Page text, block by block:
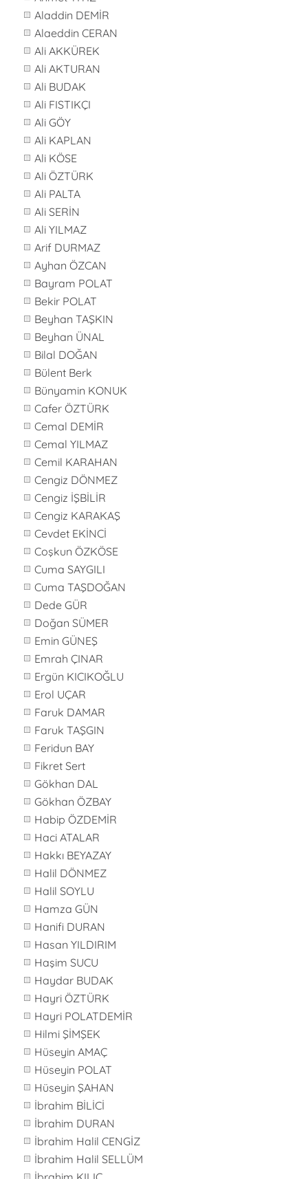
Aladdin DEMİR
Alaeddin CERAN
Ali AKKÜREK
Ali AKTURAN
Ali BUDAK
Ali FISTIKÇI
Ali GÖY
Ali KAPLAN
Ali KÖSE
Ali ÖZTÜRK
Ali PALTA
Ali SERİN
Ali YILMAZ
Arif DURMAZ
Ayhan ÖZCAN
Bayram POLAT
Bekir POLAT
Beyhan TAŞKIN
Beyhan ÜNAL
Bilal DOĞAN
Bülent Berk
Bünyamin KONUK
Cafer ÖZTÜRK
Cemal DEMİR
Cemal YILMAZ
Cemil KARAHAN
Cengiz DÖNMEZ
Cengiz İŞBİLİR
Cengiz KARAKAŞ
Cevdet EKİNCİ
Coşkun ÖZKÖSE
Cuma SAYGILI
Cuma TAŞDOĞAN
Dede GÜR
Doğan SÜMER
Emin GÜNEŞ
Emrah ÇINAR
Ergün KICIKOĞLU
Erol UÇAR
Faruk DAMAR
Faruk TAŞGIN
Feridun BAY
Fikret Sert
Gökhan DAL
Gökhan ÖZBAY
Habip ÖZDEMİR
Haci ATALAR
Hakkı BEYAZAY
Halil DÖNMEZ
Halil SOYLU
Hamza GÜN
Hanifi DURAN
Hasan YILDIRIM
Haşim SUCU
Haydar BUDAK
Hayri ÖZTÜRK
Hayri POLATDEMİR
Hilmi ŞİMŞEK
Hüseyin AMAÇ
Hüseyin POLAT
Hüseyin ŞAHAN
İbrahim BİLİCİ
İbrahim DURAN
İbrahim Halil CENGİZ
İbrahim Halil SELLÜM